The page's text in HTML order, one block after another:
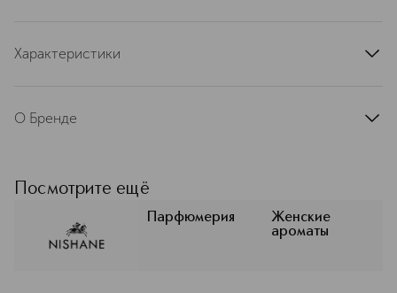
Характеристики
артикул
О Бренде
композиции. Интернет‑магазин ИЛЬ
ДЕ БОТЭ предлагает оригинальные
линейки бренда. Это та самая
нишевая парфюмерия, в которой
Посмотрите ещё
Парфюмерия
Женские
ароматы